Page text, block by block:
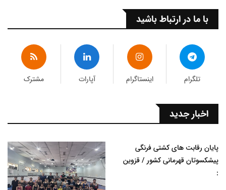
با ما در ارتباط باشید
تلگرام اینستاگرام آپارات مشترک
اخبار جدید
پایان رقابت های کشتی فرنگی
پیشکسوتان قهرمانی کشور / قزوین
: